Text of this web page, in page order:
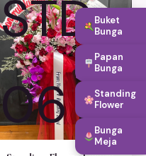
STD-
06
Buket
Bunga
Papan
Bunga
Standing
Flower
Bunga
Meja